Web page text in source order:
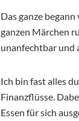
Das ganze
ganzen Märchen
unanfechtbar und
Ich bin fast alles
Finanzflüsse.
Essen für sich